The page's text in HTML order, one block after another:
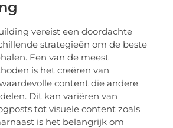
vereist een doordachte
strategieën om de beste
Een van de meest
is het creëren van
content die andere
Dit kan variëren van
tot visuele content zoals
is het belangrijk om